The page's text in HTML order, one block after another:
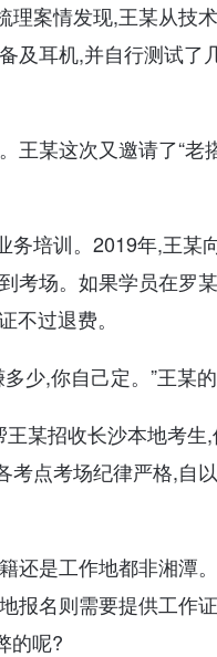
案情发现,王某从技
及耳机,并自行测试
王某这次又邀请了“老
务培训。2019年,王某
考场。如果学员在罗
不过退费。
少,你自己定。”王某
某招收长沙本地考
考点考场纪律严格,自
还是工作地都非湘潭
报名则需要提供工作
的呢?